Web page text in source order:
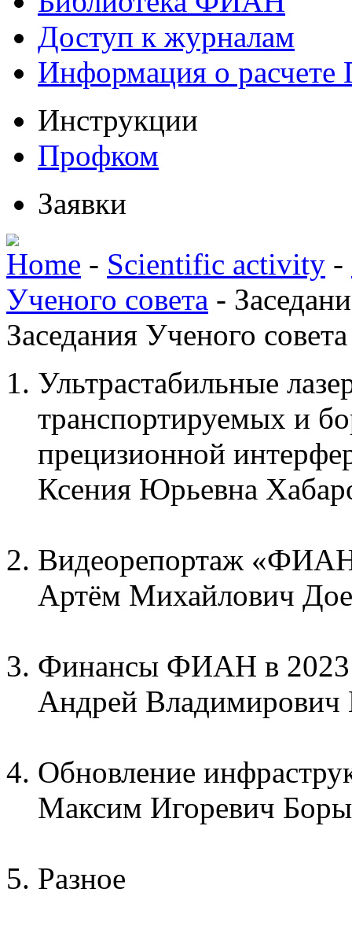
Доступ к журналам
Информация о
Инструкции
Профком
Заявки
Home - Scientific activity -
Ученого совета -
Заседания Ученого
Ультрастабильные
транспортируемых и
прецизионной
Ксения Юрьевна
Видеорепортаж
Артём Михайлович
Финансы ФИАН в 2023
Андрей Владимирович
Обновление
Максим Игоревич
Разное